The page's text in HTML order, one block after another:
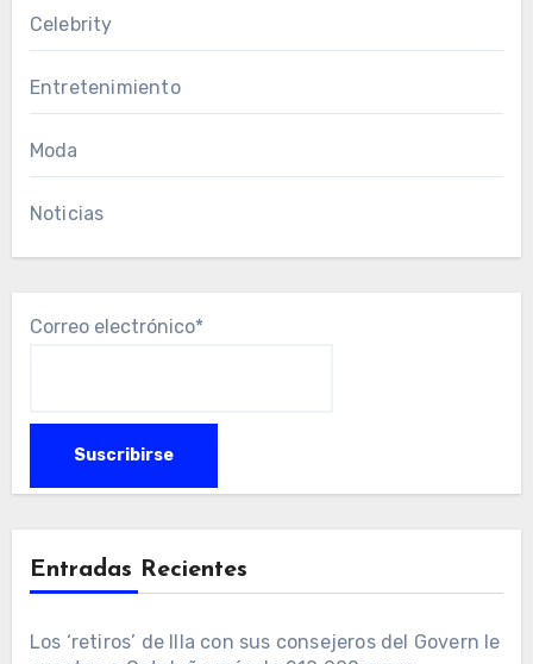
Celebrity
Entretenimiento
Moda
Noticias
Correo electrónico*
Entradas Recientes
Los ‘retiros’ de Illa con sus consejeros del Govern le